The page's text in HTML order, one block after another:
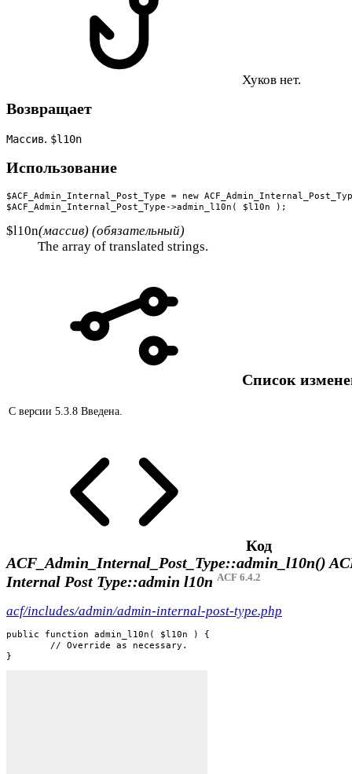
Хуков нет.
Возвращает
Массив. $l10n
Использование
$ACF_Admin_Internal_Post_Type = new
$ACF_Admin_Internal_Post_Type->admin_l10n( $l10n );
$l10n(массив) (обязательный)
The array of translated strings.
Список
С версии 5.3.8 Введена.
Код
ACF_Admin_Internal_Post_Type::admin_l10n()
Internal Post Type::admin l10n ACF 6.4.2
acf/includes/admin/admin-internal-post-type.php
public function admin_l10n( $l10n ) {
}